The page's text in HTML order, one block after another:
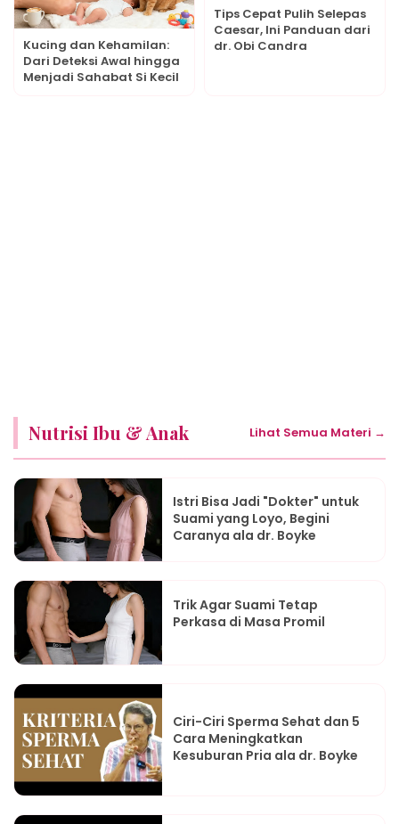
Kucing dan Kehamilan:
Dari Deteksi Awal hingga
Menjadi Sahabat Si Kecil
Tips Cepat Pulih Selepas
Caesar, Ini Panduan dari
dr. Obi Candra
Nutrisi Ibu & Anak Lihat Semua Materi →
Istri Bisa Jadi "Dokter" untuk
Suami yang Loyo, Begini
Caranya ala dr. Boyke
Trik Agar Suami Tetap
Perkasa di Masa Promil
Ciri-Ciri Sperma Sehat dan 5
Cara Meningkatkan
Kesuburan Pria ala dr. Boyke